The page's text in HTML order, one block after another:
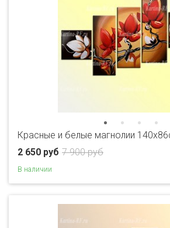
Красные и белые магнолии
7 900 руб
2 650 руб
В наличии